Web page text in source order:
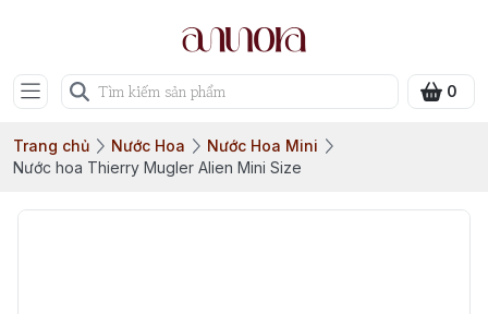
0
Trang chủ Nước Hoa
Nước Hoa Mini
Nước hoa Thierry Mugler Alien Mini Size